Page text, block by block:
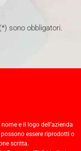
sono obbligatori.
e il logo dell'azienda
essere riprodotti o
scritta.